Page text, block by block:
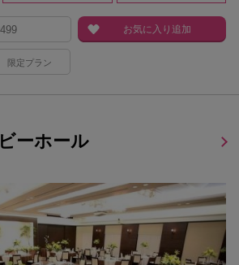
限定プラン
お気に入り追加
ーホール